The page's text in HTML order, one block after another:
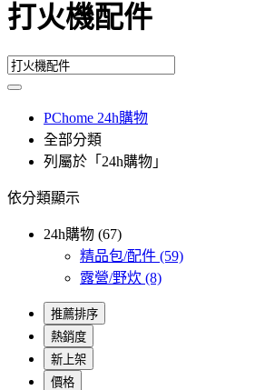
打火機配件
PChome 24h購物
全部分類
列屬於「24h購物」
依分類顯示
24h購物 (67)
精品包/配件 (59)
露營/野炊 (8)
推薦排序
熱銷度
新上架
價格